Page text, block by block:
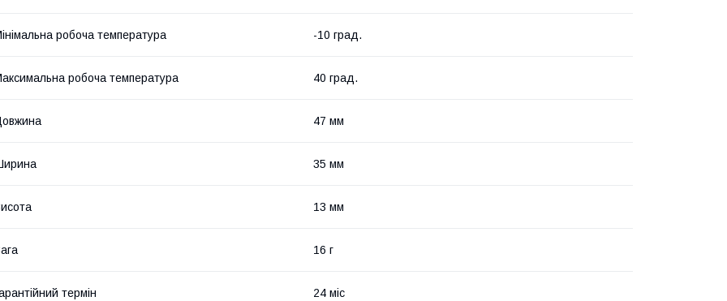
робоча температура -10 град.
робоча температура 40 град.
47 мм
35 мм
13 мм
16 г
термін 24 міс